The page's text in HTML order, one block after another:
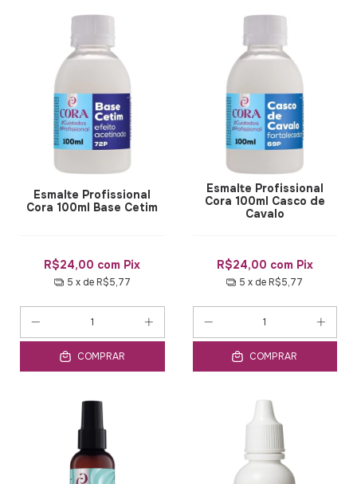
Esmalte Profissional
Cora 100ml Base Cetim
R$24,00 com Pix
5 x de R$5,77
COMPRAR
Esmalte Profissional
Cora 100ml Casco de
Cavalo
R$24,00 com Pix
5 x de R$5,77
COMPRAR